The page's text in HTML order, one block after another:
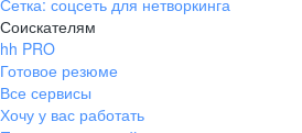
Сетка: соцсеть для нетворкинга
Соискателям
hh PRO
Готовое резюме
Все сервисы
Хочу у вас работать